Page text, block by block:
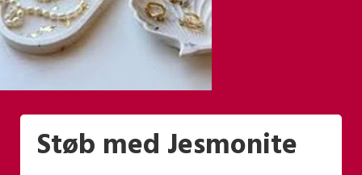
Støb med Jesmonite